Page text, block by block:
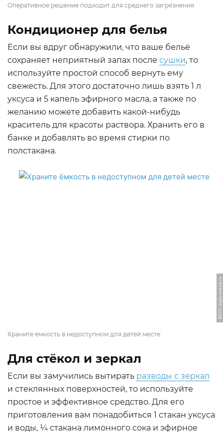
Оперативное решение подходит для среднего загрязнения
Кондиционер для белья
Если вы вдруг обнаружили, что ваше бельё
сохраняет неприятный запах после сушки, то
используйте простой способ вернуть ему
свежесть. Для этого достаточно лишь взять 1 л
уксуса и 5 капель эфирного масла, а также по
желанию можете добавить какой-нибудь
краситель для красоты раствора. Хранить его в
банке и добавлять во время стирки по
полстакана.
ФОТО: legkovmeste.ru
Храните ёмкость в недоступном для детей месте
Для стёкол и зеркал
Если вы замучились вытирать разводы с зеркал
и стеклянных поверхностей, то используйте
простое и эффективное средство. Для его
приготовления вам понадобиться 1 стакан уксуса
и воды, ¼ стакана лимонного сока и эфирное